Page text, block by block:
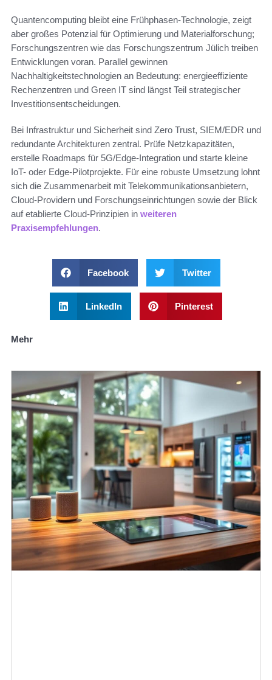
Quantencomputing bleibt eine Frühphasen-Technologie, zeigt
aber großes Potenzial für Optimierung und Materialforschung;
Forschungszentren wie das Forschungszentrum Jülich treiben
Entwicklungen voran. Parallel gewinnen
Nachhaltigkeitstechnologien an Bedeutung: energieeffiziente
Rechenzentren und Green IT sind längst Teil strategischer
Investitionsentscheidungen.
Bei Infrastruktur und Sicherheit sind Zero Trust, SIEM/EDR und
redundante Architekturen zentral. Prüfe Netzkapazitäten,
erstelle Roadmaps für 5G/Edge-Integration und starte kleine
IoT- oder Edge-Pilotprojekte. Für eine robuste Umsetzung lohnt
sich die Zusammenarbeit mit Telekommunikationsanbietern,
Cloud-Providern und Forschungseinrichtungen sowie der Blick
auf etablierte Cloud-Prinzipien in weiteren
Praxisempfehlungen.
Facebook Twitter
LinkedIn Pinterest
Mehr